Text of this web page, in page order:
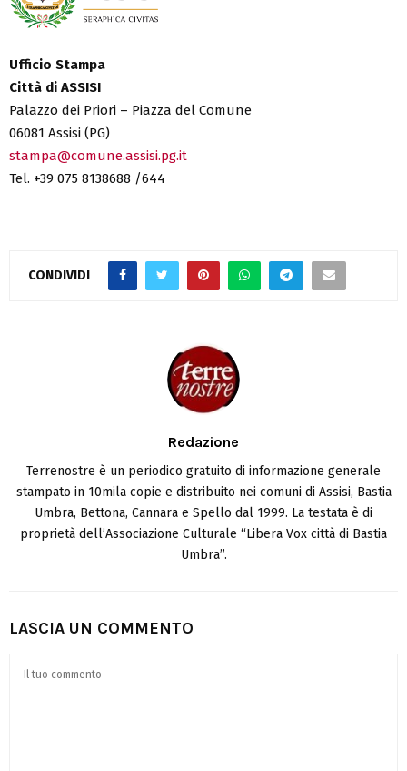
Ufficio Stampa
Città di ASSISI
Palazzo dei Priori – Piazza del Comune
06081 Assisi (PG)
stampa@comune.assisi.pg.it
Tel. +39 075 8138688 /644
CONDIVIDI
Redazione
Terrenostre è un periodico gratuito di informazione generale
stampato in 10mila copie e distribuito nei comuni di Assisi, Bastia
Umbra, Bettona, Cannara e Spello dal 1999. La testata è di
proprietà dell’Associazione Culturale “Libera Vox città di Bastia
Umbra”.
LASCIA UN COMMENTO